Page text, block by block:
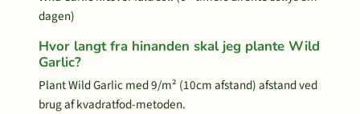
dagen)
Hvor langt fra hinanden skal jeg plante Wild
Garlic?
Plant Wild Garlic med 9/m² (10cm afstand) afstand ved
brug af kvadratfod-metoden.